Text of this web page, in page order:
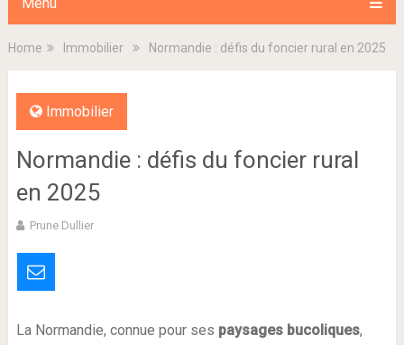
Home Immobilier Normandie : défis du foncier rural en 2025
Immobilier
Normandie : défis du foncier rural
en 2025
Prune Dullier
La Normandie, connue pour ses paysages bucoliques,